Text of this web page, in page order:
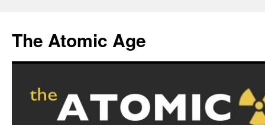
content
The Atomic Age